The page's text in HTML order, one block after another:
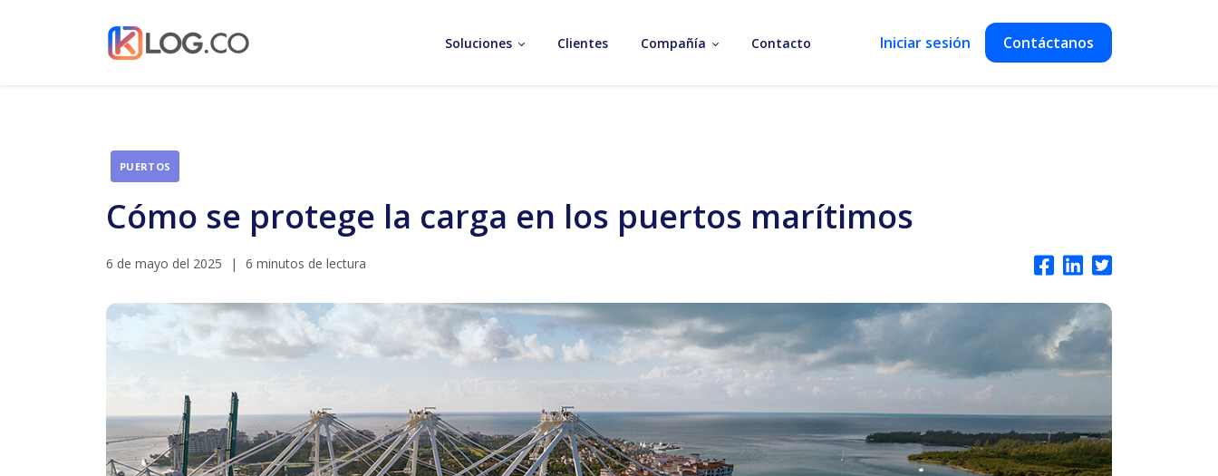
Soluciones Clientes Compañía Contacto Iniciar sesión Contáctanos
PUERTOS
Cómo se protege la carga en los puertos marítimos
6 de mayo del 2025 | 6 minutos de lectura